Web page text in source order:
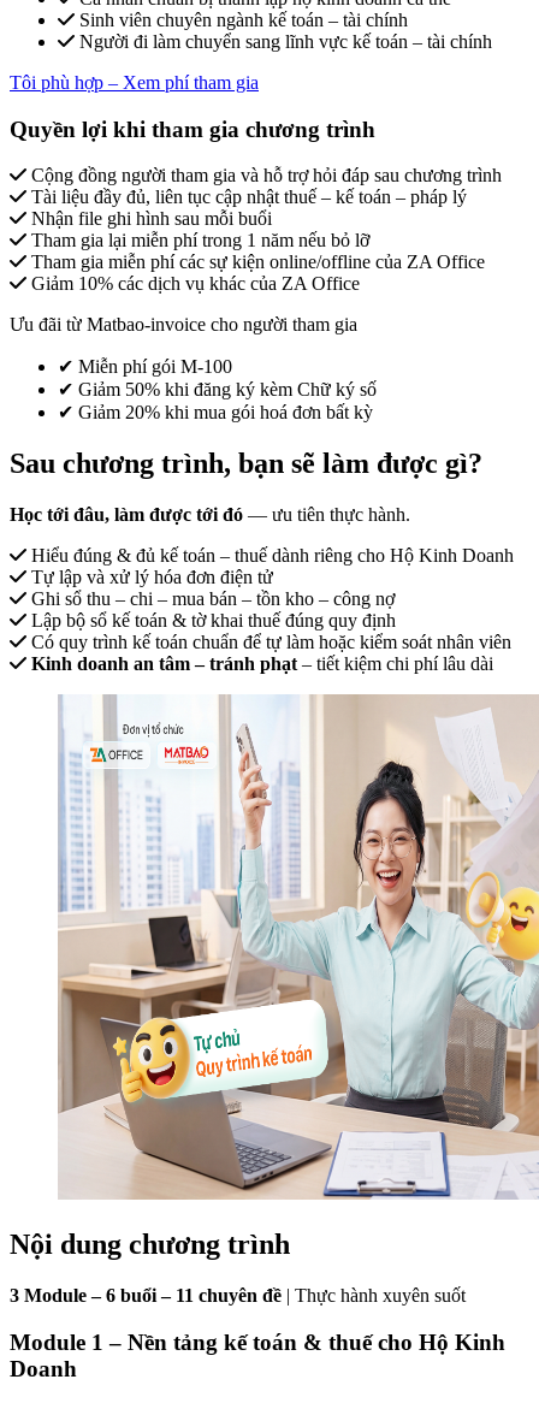
Sinh viên chuyên ngành kế toán – tài chính
Người đi làm chuyển sang lĩnh vực kế toán – tài chính
Tôi phù hợp – Xem phí tham gia
Quyền lợi khi tham gia chương trình
Cộng đồng người tham gia và hỗ trợ hỏi đáp sau chương trình
Tài liệu đầy đủ, liên tục cập nhật thuế – kế toán – pháp lý
Nhận file ghi hình sau mỗi buổi
Tham gia lại miễn phí trong 1 năm nếu bỏ lỡ
Tham gia miễn phí các sự kiện online/offline của ZA Office
Giảm 10% các dịch vụ khác của ZA Office
Ưu đãi từ Matbao-invoice cho người tham gia
✔ Miễn phí gói M-100
✔ Giảm 50% khi đăng ký kèm Chữ ký số
✔ Giảm 20% khi mua gói hoá đơn bất kỳ
Sau chương trình, bạn sẽ làm được gì?
Học tới đâu, làm được tới đó — ưu tiên thực hành.
Hiểu đúng & đủ kế toán – thuế dành riêng cho Hộ Kinh Doanh
Tự lập và xử lý hóa đơn điện tử
Ghi sổ thu – chi – mua bán – tồn kho – công nợ
Lập bộ sổ kế toán & tờ khai thuế đúng quy định
Có quy trình kế toán chuẩn để tự làm hoặc kiểm soát nhân viên
Kinh doanh an tâm – tránh phạt – tiết kiệm chi phí lâu dài
Nội dung chương trình
3 Module – 6 buổi – 11 chuyên đề | Thực hành xuyên suốt
Module 1 – Nền tảng kế toán & thuế cho Hộ Kinh
Doanh